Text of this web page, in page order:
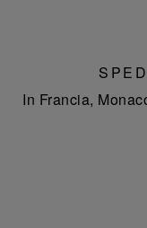
In Francia,